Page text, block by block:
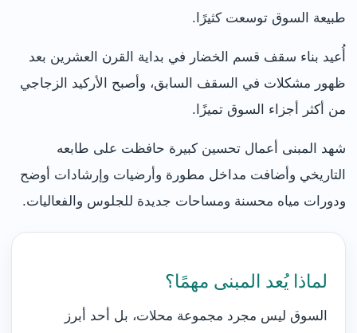
طبيعة السوق توسعت كثيرًا.
أُعيد بناء سقف قسم الخضار في بداية القرن العشرين بعد
ظهور مشكلات في السقف السابق، وأصبح الأركيد الزجاجي
من أكثر أجزاء السوق تميزًا.
شهد المبنى أعمال تحسين كبيرة حافظت على طابعه
التاريخي وأضافت مداخل مطورة وأرضيات وإرشادات أوضح
ودورات مياه محسنة ومساحات جديدة للجلوس والفعاليات.
لماذا يُعد المبنى مهمًا؟
السوق ليس مجرد مجموعة محلات، بل أحد أبرز